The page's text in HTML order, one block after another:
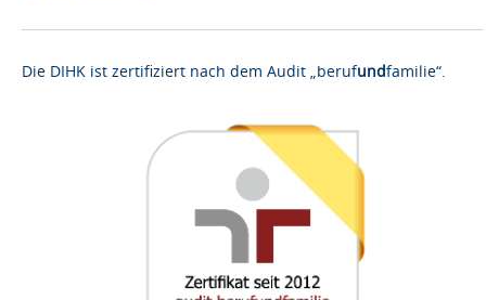
Die DIHK ist zertifiziert nach dem Audit „berufundfamilie“.